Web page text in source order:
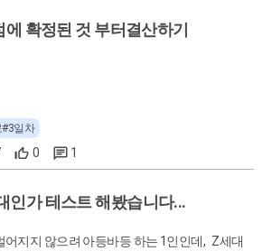
확정된 것 부터결산하기
0 1
일차
인가 테스트 해봤습니다...
지지 않으려 아등바등 하는 1인인데, Z세대